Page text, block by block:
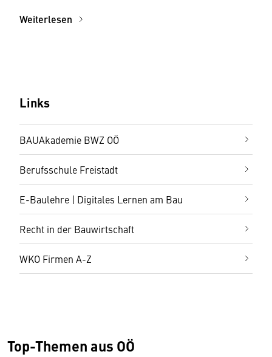
Weiterlesen
Links
BAUAkademie BWZ OÖ
Berufsschule Freistadt
E-Baulehre | Digitales Lernen am Bau
Recht in der Bauwirtschaft
WKO Firmen A-Z
Top-Themen aus OÖ